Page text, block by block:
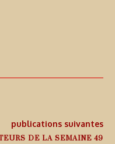
publications suivantes
DE LA SEMAINE 49